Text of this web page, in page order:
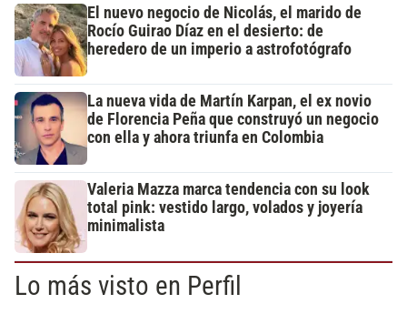
El nuevo negocio de Nicolás, el marido de
Rocío Guirao Díaz en el desierto: de
heredero de un imperio a astrofotógrafo
La nueva vida de Martín Karpan, el ex novio
de Florencia Peña que construyó un negocio
con ella y ahora triunfa en Colombia
Valeria Mazza marca tendencia con su look
total pink: vestido largo, volados y joyería
minimalista
Lo más visto en Perfil